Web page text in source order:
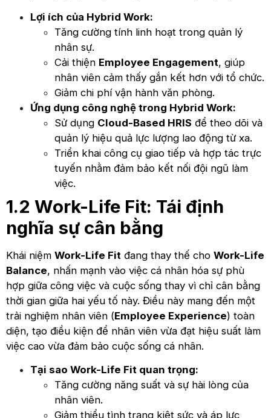
Lợi ích của Hybrid Work:
Tăng cường tính linh hoạt trong quản lý
nhân sự.
Cải thiện Employee Engagement, giúp
nhân viên cảm thấy gắn kết hơn với tổ chức.
Giảm chi phí vận hành văn phòng.
Ứng dụng công nghệ trong Hybrid Work:
Sử dụng Cloud-Based HRIS để theo dõi và
quản lý hiệu quả lực lượng lao động từ xa.
Triển khai công cụ giao tiếp và hợp tác trực
tuyến nhằm đảm bảo kết nối đội ngũ làm
việc.
1.2 Work-Life Fit: Tái định
nghĩa sự cân bằng
Khái niệm Work-Life Fit đang thay thế cho Work-Life
Balance, nhấn mạnh vào việc cá nhân hóa sự phù
hợp giữa công việc và cuộc sống thay vì chỉ cân bằng
thời gian giữa hai yếu tố này. Điều này mang đến một
trải nghiệm nhân viên (Employee Experience) toàn
diện, tạo điều kiện để nhân viên vừa đạt hiệu suất làm
việc cao vừa đảm bảo cuộc sống cá nhân.
Tại sao Work-Life Fit quan trọng:
Tăng cường năng suất và sự hài lòng của
nhân viên.
Giảm thiểu tình trạng kiệt sức và áp lực